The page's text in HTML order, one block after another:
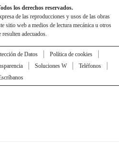
los derechos reservados.
de las reproducciones y usos de las obras
sitio web a medios de lectura mecánica u otros
resulten adecuados.
de Datos
Política de cookies
Soluciones W
Teléfonos